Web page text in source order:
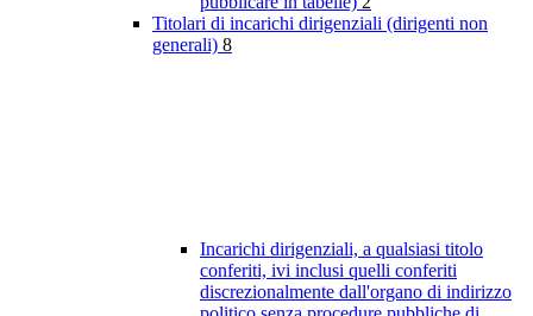
Titolari di incarichi dirigenziali (dirigenti non
generali) 8
Incarichi dirigenziali, a qualsiasi titolo
conferiti, ivi inclusi quelli conferiti
discrezionalmente dall'organo di indirizzo